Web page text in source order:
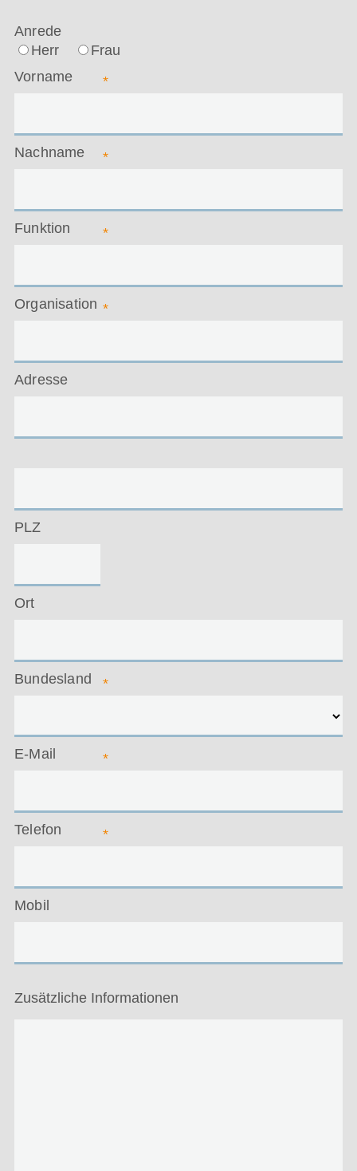
Anrede
Herr
Frau
Vorname
*
Nachname *
Funktion *
Organisation *
Adresse
PLZ
Ort
Bundesland *
E-Mail *
Telefon *
Mobil
Zusätzliche Informationen